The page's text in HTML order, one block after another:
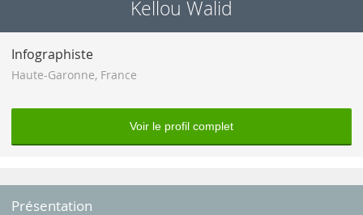
Kellou Walid
Infographiste
Haute-Garonne, France
Voir le profil complet
Présentation